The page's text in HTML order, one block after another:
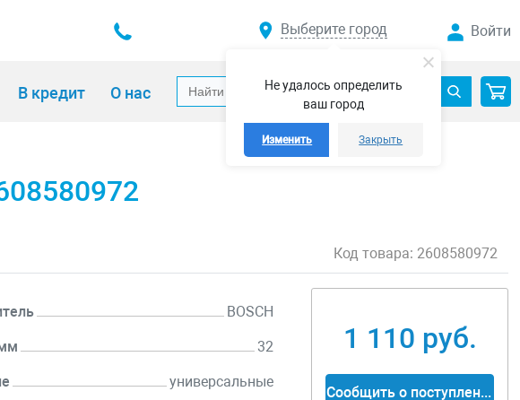
Не удалось определить
ваш город
Изменить Закрыть
Выберите город Войти
В кредит О нас
Код товара: 2608580972
BOSCH
32
универсальные
1 110 руб.
Сообщить о поступлении